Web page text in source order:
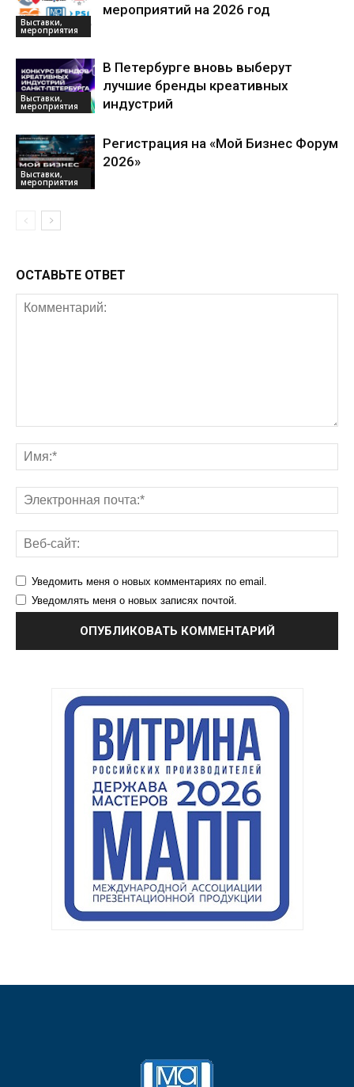
Выставки,
мероприятия
мероприятий на 2026 год
Выставки,
мероприятия
В Петербурге вновь выберут
лучшие бренды креативных
индустрий
Выставки,
мероприятия
Регистрация на «Мой Бизнес Форум
2026»
ОСТАВЬТЕ ОТВЕТ
Уведомить меня о новых комментариях по email.
Уведомлять меня о новых записях почтой.